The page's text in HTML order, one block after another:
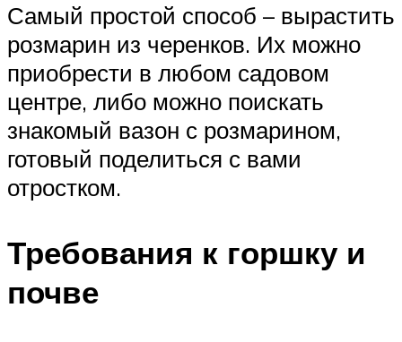
Самый простой способ – вырастить
розмарин из черенков. Их можно
приобрести в любом садовом
центре, либо можно поискать
знакомый вазон с розмарином,
готовый поделиться с вами
отростком.
Требования к горшку и
почве